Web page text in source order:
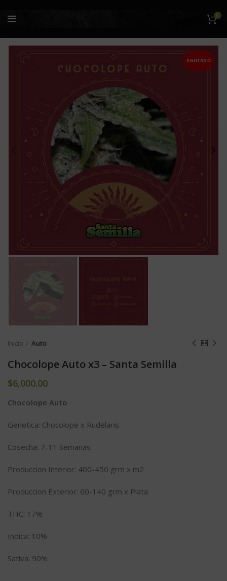
0
AGOTADO
Inicio Auto
Chocolope Auto x3 – Santa Semilla
$6,000.00
Chocolope Auto
Genetica: Chocolope x Rudelaris
Cosecha: 7-11 Semanas
Produccion Interior: 400-450 grm x m2
Produccion Exterior: 60-140 grm x Plata
THC: 17%
Indica: 10%
Sativa: 90%